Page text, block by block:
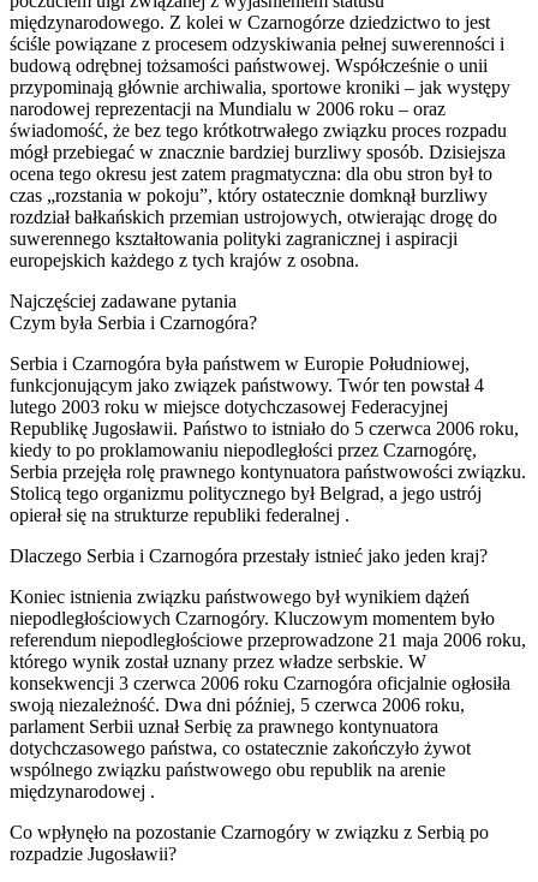
międzynarodowego. Z kolei w Czarnogórze dziedzictwo to jest
ściśle powiązane z procesem odzyskiwania pełnej suwerenności i
budową odrębnej tożsamości państwowej. Współcześnie o unii
przypominają głównie archiwalia, sportowe kroniki – jak występy
narodowej reprezentacji na Mundialu w 2006 roku – oraz
świadomość, że bez tego krótkotrwałego związku proces rozpadu
mógł przebiegać w znacznie bardziej burzliwy sposób. Dzisiejsza
ocena tego okresu jest zatem pragmatyczna: dla obu stron był to
czas „rozstania w pokoju”, który ostatecznie domknął burzliwy
rozdział bałkańskich przemian ustrojowych, otwierając drogę do
suwerennego kształtowania polityki zagranicznej i aspiracji
europejskich każdego z tych krajów z osobna.
Najczęściej zadawane pytania
Czym była Serbia i Czarnogóra?
Serbia i Czarnogóra była państwem w Europie Południowej,
funkcjonującym jako związek państwowy. Twór ten powstał 4
lutego 2003 roku w miejsce dotychczasowej Federacyjnej
Republikę Jugosławii. Państwo to istniało do 5 czerwca 2006 roku,
kiedy to po proklamowaniu niepodległości przez Czarnogórę,
Serbia przejęła rolę prawnego kontynuatora państwowości związku.
Stolicą tego organizmu politycznego był Belgrad, a jego ustrój
opierał się na strukturze republiki federalnej .
Dlaczego Serbia i Czarnogóra przestały istnieć jako jeden kraj?
Koniec istnienia związku państwowego był wynikiem dążeń
niepodległościowych Czarnogóry. Kluczowym momentem było
referendum niepodległościowe przeprowadzone 21 maja 2006 roku,
którego wynik został uznany przez władze serbskie. W
konsekwencji 3 czerwca 2006 roku Czarnogóra oficjalnie ogłosiła
swoją niezależność. Dwa dni później, 5 czerwca 2006 roku,
parlament Serbii uznał Serbię za prawnego kontynuatora
dotychczasowego państwa, co ostatecznie zakończyło żywot
wspólnego związku państwowego obu republik na arenie
międzynarodowej .
Co wpłynęło na pozostanie Czarnogóry w związku z Serbią po
rozpadzie Jugosławii?